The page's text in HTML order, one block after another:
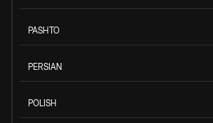
PASHTO
PERSIAN
POLISH